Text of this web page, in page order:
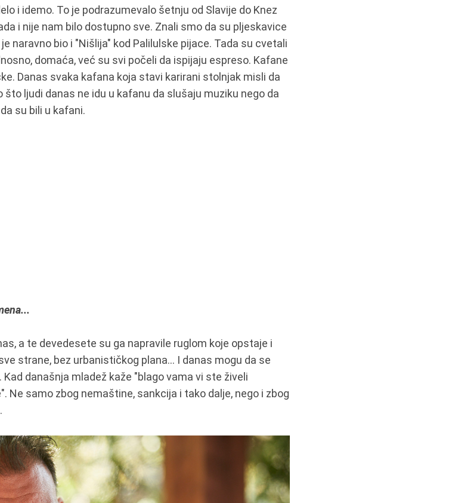
i idemo. To je podrazumevalo šetnju od Slavije do Knez
i nije nam bilo dostupno sve. Znali smo da su pljeskavice
naravno bio i "Nišlija" kod Palilulske pijace. Tada su cvetali
domaća, već su svi počeli da ispijaju espreso. Kafane
Danas svaka kafana koja stavi karirani stolnjak misli da
ljudi danas ne idu u kafanu da slušaju muziku nego da
su bili u kafani.
a te devedesete su ga napravile ruglom koje opstaje i
strane, bez urbanističkog plana... I danas mogu da se
današnja mladež kaže "blago vama vi ste živeli
Ne samo zbog nemaštine, sankcija i tako dalje, nego i zbog